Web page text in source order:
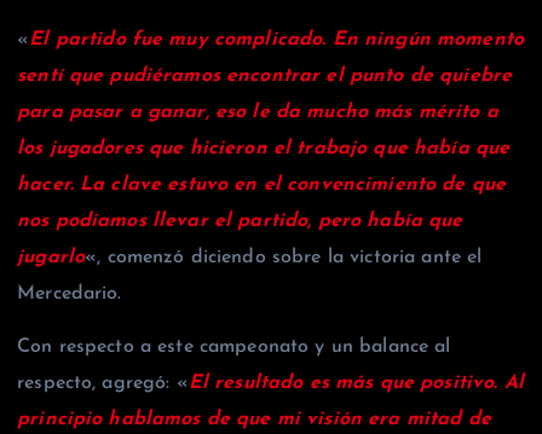
«El partido fue muy complicado. En ningún momento
sentí que pudiéramos encontrar el punto de quiebre
para pasar a ganar, eso le da mucho más mérito a
los jugadores que hicieron el trabajo que había que
hacer. La clave estuvo en el convencimiento de que
nos podíamos llevar el partido, pero había que
jugarlo«, comenzó diciendo sobre la victoria ante el
Mercedario.
Con respecto a este campeonato y un balance al
respecto, agregó: «El resultado es más que positivo. Al
principio hablamos de que mi visión era mitad de